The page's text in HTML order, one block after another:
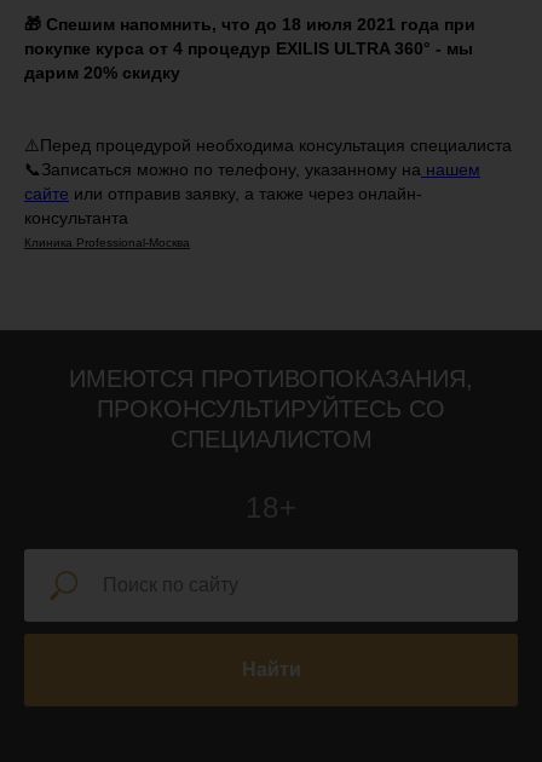
🎁 Спешим напомнить, что до 18 июля 2021 года при
покупке курса от 4 процедур EXILIS ULTRA 360° - мы
дарим 20% скидку
⚠️Перед процедурой необходима консультация специалиста
📞Записаться можно по телефону, указанному на нашем
сайте или отправив заявку, а также через онлайн-
консультанта
Клиника Professional-Москва
ИМЕЮТСЯ ПРОТИВОПОКАЗАНИЯ,
ПРОКОНСУЛЬТИРУЙТЕСЬ СО
СПЕЦИАЛИСТОМ
18+
Найти